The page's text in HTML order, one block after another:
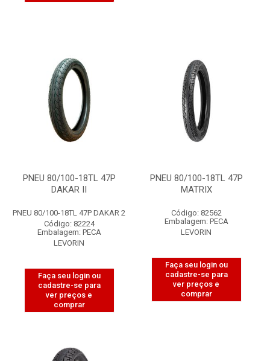
PNEU 80/100-18TL 47P
DAKAR II
PNEU 80/100-18TL 47P DAKAR 2
Código: 82224
Embalagem: PECA
LEVORIN
Faça seu login ou
cadastre-se para
ver preços e
comprar
PNEU 80/100-18TL 47P
MATRIX
Código: 82562
Embalagem: PECA
LEVORIN
Faça seu login ou
cadastre-se para
ver preços e
comprar